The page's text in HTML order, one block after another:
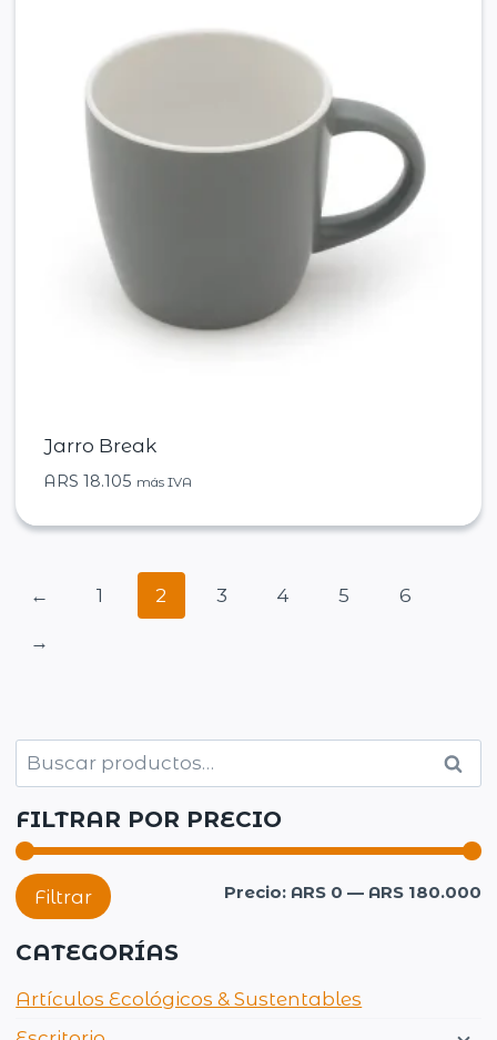
Jarro Break
ARS 18.105 más IVA
← 1 2 3 4 5 6
→
Buscar
por:
FILTRAR POR PRECIO
Filtrar Precio: ARS 0 — ARS 180.000
CATEGORÍAS
Artículos Ecológicos & Sustentables